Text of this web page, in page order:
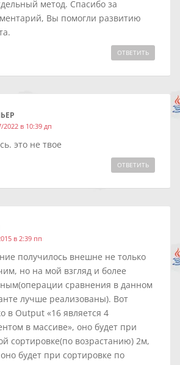
метод. Спасибо за
Вы помогли развитию
ОТВЕТИТЬ
2022 в 10:39 дп
это не твое
ОТВЕТИТЬ
в 2:39 пп
получилось внешне не только
но на мой взгляд и более
сравнения в данном
лучше реализованы). Вот
в Output «16 является 4
в массиве», оно будет при
сортировке(по возрастанию) 2м,
будет при сортировке по